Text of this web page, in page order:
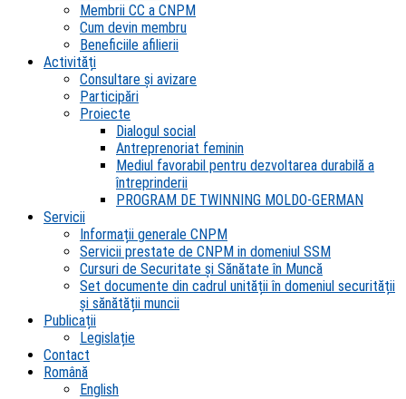
Membrii CC a CNPM
Cum devin membru
Beneficiile afilierii
Activități
Consultare și avizare
Participări
Proiecte
Dialogul social
Antreprenoriat feminin
Mediul favorabil pentru dezvoltarea durabilă a
întreprinderii
PROGRAM DE TWINNING MOLDO-GERMAN
Servicii
Informații generale CNPM
Servicii prestate de CNPM in domeniul SSM
Cursuri de Securitate și Sănătate în Muncă
Set documente din cadrul unității în domeniul securității
și sănătății muncii
Publicații
Legislație
Contact
Română
English